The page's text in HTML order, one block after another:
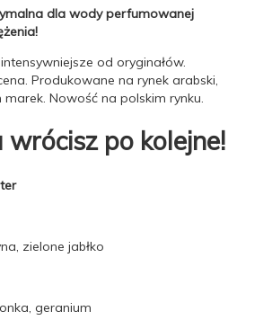
dla wody perfumowanej
od oryginałów.
Produkowane na rynek arabski,
Nowość na polskim rynku.
wrócisz po kolejne!
zielone jabłko
geranium